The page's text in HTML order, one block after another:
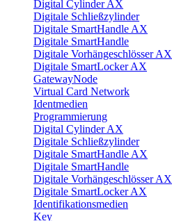
Digital Cylinder AX
Digitale Schließzylinder
Digitale SmartHandle AX
Digitale SmartHandle
Digitale Vorhängeschlösser AX
Digitale SmartLocker AX
GatewayNode
Virtual Card Network
Identmedien
Programmierung
Digital Cylinder AX
Digitale Schließzylinder
Digitale SmartHandle AX
Digitale SmartHandle
Digitale Vorhängeschlösser AX
Digitale SmartLocker AX
Identifikationsmedien
Key